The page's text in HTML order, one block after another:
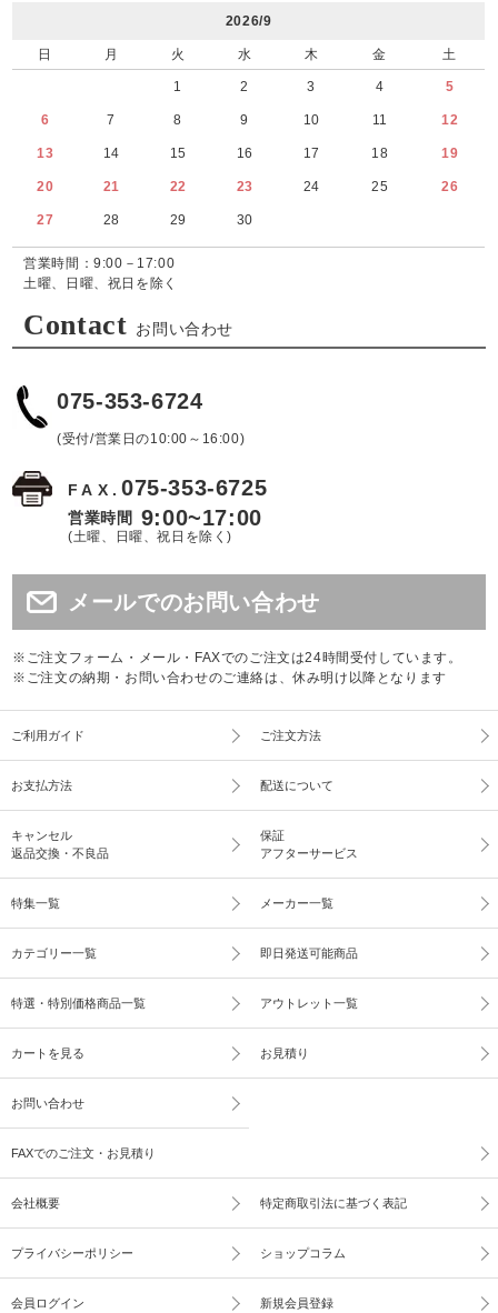
2026/9
日 月 火 水 木 金 土
1 2 3 4 5
6 7 8 9 10 11 12
13 14 15 16 17 18 19
20 21 22 23 24 25 26
27 28 29 30
営業時間：9:00－17:00
土曜、日曜、祝日を除く
Contact お問い合わせ
075-353-6724
(受付/営業日の10:00～16:00)
FAX.075-353-6725
営業時間 9:00~17:00
(土曜、日曜、祝日を除く)
メールでのお問い合わせ
※ご注文フォーム・メール・FAXでのご注文は24時間受付しています。
※ご注文の納期・お問い合わせのご連絡は、休み明け以降となります
ご利用ガイド ご注文方法
お支払方法 配送について
キャンセル
返品交換・不良品
保証
アフターサービス
特集一覧 メーカー一覧
カテゴリー一覧 即日発送可能商品
特選・特別価格商品一覧 アウトレット一覧
カートを見る お見積り
お問い合わせ
FAXでのご注文・お見積り
会社概要 特定商取引法に基づく表記
プライバシーポリシー ショップコラム
会員ログイン 新規会員登録